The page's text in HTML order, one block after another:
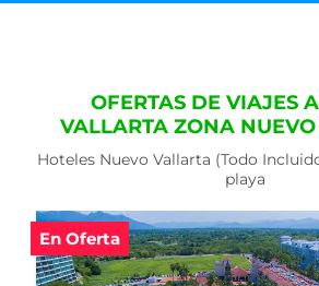
OFERTAS DE VIAJES
VALLARTA ZONA
Hoteles Nuevo Vallarta (Todo
playa
En Oferta